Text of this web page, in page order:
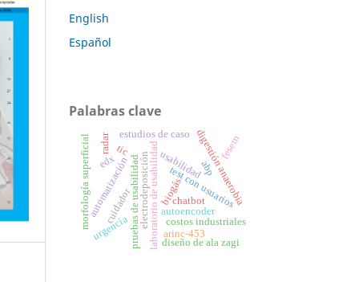
English
Español
Palabras clave
laboratorio de usabilidad
pruebas de usabilidad test con usuarios
usabilidaddigestión anaerobia
automatización biogás
autoencoder
abp
estudios de caso
costos industriales
electrodeposición
fesem
edx
morfología superficial chatbot
cuidador
urgencia
tic
radar
arinc-453
diseño de ala zagi